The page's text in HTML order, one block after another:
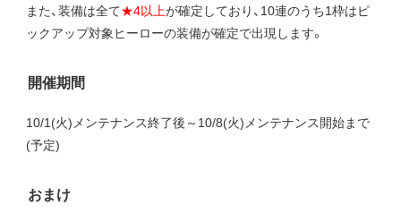
また、装備は全て★4以上が確定しており、10連のうち1枠はピ
ックアップ対象ヒーローの装備が確定で出現します。
開催期間
10/1(火)メンテナンス終了後～10/8(火)メンテナンス開始まで
(予定)
おまけ